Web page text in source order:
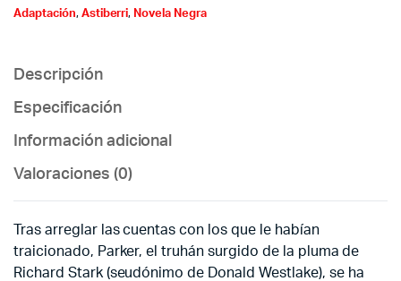
Adaptación, Astiberri, Novela Negra
Descripción
Especificación
Información adicional
Valoraciones (0)
Tras arreglar las cuentas con los que le habían
traicionado, Parker, el truhán surgido de la pluma de
Richard Stark (seudónimo de Donald Westlake), se ha